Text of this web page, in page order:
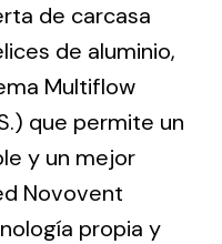
into the group
products for
de carcasa
de aluminio,
Multiflow
que permite un
y un mejor
Novovent
propia y